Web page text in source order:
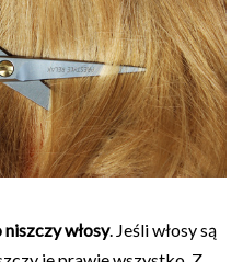
niszczy włosy. Jeśli włosy są